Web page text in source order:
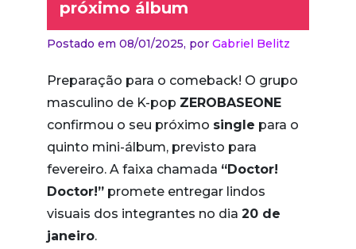
próximo álbum
Postado em 08/01/2025, por Gabriel Belitz
Preparação para o comeback! O grupo
masculino de K-pop ZEROBASEONE
confirmou o seu próximo single para o
quinto mini-álbum, previsto para
fevereiro. A faixa chamada “Doctor!
Doctor!” promete entregar lindos
visuais dos integrantes no dia 20 de
janeiro.